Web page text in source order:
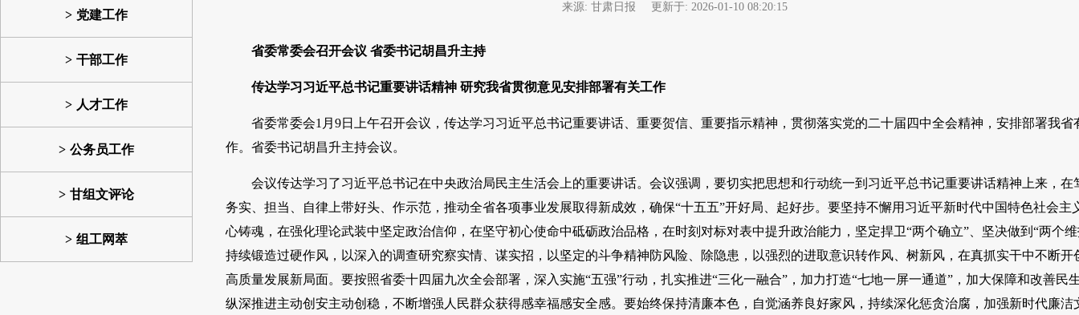
党建工作
干部工作
人才工作
公务员工作
甘组文评论
组工网萃
来源: 甘肃日报 更新于: 2026-01-10 08:20:15
省委常委会召开会议 省委书记胡昌升主持
传达学习习近平总书记重要讲话精神 研究我省贯彻意见安排部署有关工作
省委常委会1月9日上午召开会议，传达学习习近平总书记重要讲话、重要贺信、重要指示精神，贯彻落实党的二十届四中全会精神，安排部署我省
作。省委书记胡昌升主持会议。
会议传达学习了习近平总书记在中央政治局民主生活会上的重要讲话。会议强调，要切实把思想和行动统一到习近平总书记重要讲话精神上来，在
务实、担当、自律上带好头、作示范，推动全省各项事业发展取得新成效，确保“十五五”开好局、起好步。要坚持不懈用习近平新时代中国特色社会主
心铸魂，在强化理论武装中坚定政治信仰，在坚守初心使命中砥砺政治品格，在时刻对标对表中提升政治能力，坚定捍卫“两个确立”、坚决做到“两个
持续锻造过硬作风，以深入的调查研究察实情、谋实招，以坚定的斗争精神防风险、除隐患，以强烈的进取意识转作风、树新风，在真抓实干中不断开
高质量发展新局面。要按照省委十四届九次全会部署，深入实施“五强”行动，扎实推进“三化一融合”，加力打造“七地一屏一通道”，加大保障和改善民
纵深推进主动创安主动创稳，不断增强人民群众获得感幸福感安全感。要始终保持清廉本色，自觉涵养良好家风，持续深化惩贪治腐，加强新时代廉洁